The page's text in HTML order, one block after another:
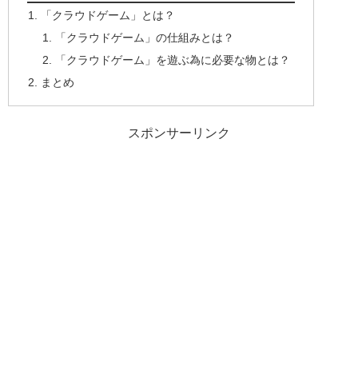
「クラウドゲーム」とは？
「クラウドゲーム」の仕組みとは？
「クラウドゲーム」を遊ぶ為に必要な物とは？
まとめ
スポンサーリンク